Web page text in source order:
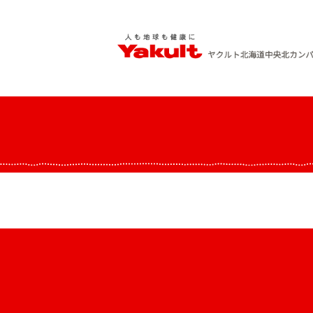
content
ヤクルト北海道中央 北カンパニー
人も地球も健康に